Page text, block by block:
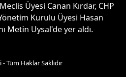
Üyesi Canan Kırdar, CHP
Kurulu Üyesi Hasan
Metin Uysal'de yer aldı.
Tüm Haklar Saklıdır